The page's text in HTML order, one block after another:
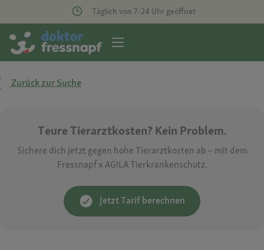
Täglich von 7-24 Uhr geöffnet
Zurück zur Suche
Teure Tierarztkosten? Kein Problem.
Sichere dich jetzt gegen hohe Tierarztkosten ab – mit dem
Fressnapf x AGILA Tierkrankenschutz.
Jetzt Tarif berechnen